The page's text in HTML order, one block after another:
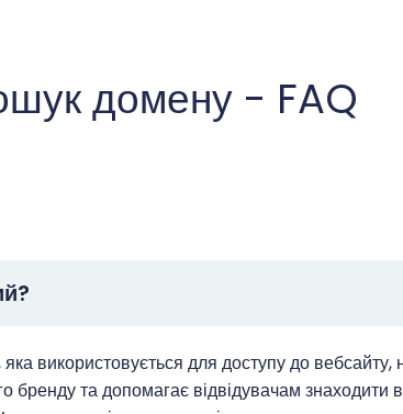
домену - FAQ
використовується для доступу до
бренду та допомагає відвідувачам